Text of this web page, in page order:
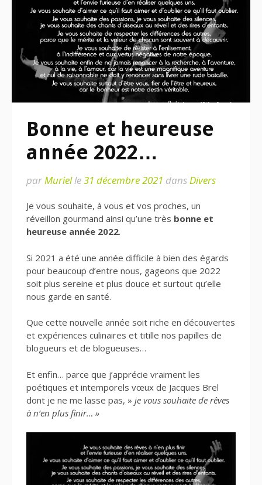
Bonne et heureuse
année 2022…
parMurielle31 décembre 2021 dansDivers
Je vous souhaite, à vous et vos proches, un
réveillon gourmand ainsi qu’une très bonne et
heureuse année 2022.
Si 2021 a été une année difficile à bien des égards
pour beaucoup d’entre nous, gageons que 2022
soit plus sereine et plus douce et surtout qu’elle
nous garde en santé.
Que cette nouvelle année soit riche en découvertes
et expériences culinaires et titille nos papilles de
blogueurs et de blogueuses…
Et enfin… parce que j’apprécie vraiment les
poétiques et intemporels vœux de Jacques Brel
dont je ne me lasse pas, » je vous souhaite de rêves
à n’en plus finir… »